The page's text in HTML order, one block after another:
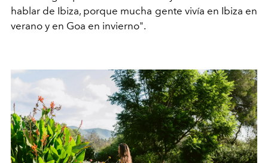
hablar de Ibiza, porque mucha gente vivía en Ibiza en
verano y en Goa en invierno".